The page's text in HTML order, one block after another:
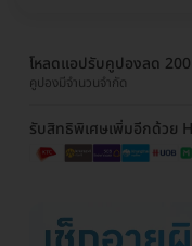
โหลดแอปรับคูปองลด
คูปองมีจำนวนจำกัด
รับสิทธิพิเศษเพิ่มอีกด้วย